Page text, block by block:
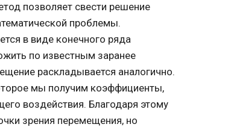
позволяет свести решение
проблемы.
в виде конечного ряда
по известным заранее
раскладывается аналогично.
мы получим коэффициенты,
воздействия. Благодаря этому
зрения перемещения, но